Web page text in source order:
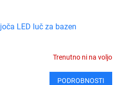
LED luč za bazen
Trenutno ni na voljo
PODROBNOSTI